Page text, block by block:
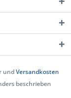
undVersandkosten
beschrieben